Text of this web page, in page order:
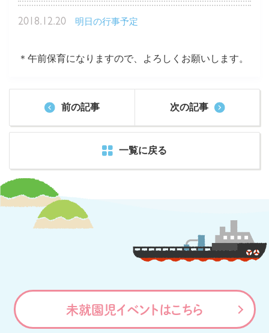
2018.12.20 明日の行事予定
＊午前保育になりますので、よろしくお願いします。
前の記事
一覧に戻る
次の記事
未就園児イベントはこちら